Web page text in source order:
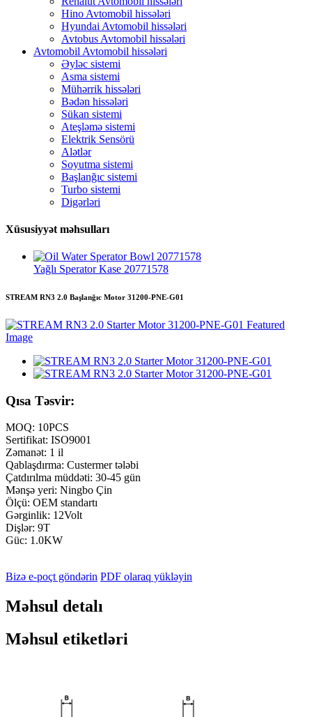
Hino Avtomobil hissələri
Hyundai Avtomobil hissələri
Avtobus Avtomobil hissələri
Avtomobil Avtomobil hissələri
Əyləc sistemi
Asma sistemi
Mühərrik hissələri
Bədən hissələri
Sükan sistemi
Ateşləmə sistemi
Elektrik Sensörü
Alətlər
Soyutma sistemi
Başlanğıc sistemi
Turbo sistemi
Digərləri
Xüsusiyyət məhsulları
Yağlı Sperator Kase 20771578
STREAM RN3 2.0 Başlanğıc Motor 31200-PNE-G01
Qısa Təsvir:
MOQ: 10PCS
Sertifikat: ISO9001
Zəmanət: 1 il
Qablaşdırma: Custermer tələbi
Çatdırılma müddəti: 30-45 gün
Mənşə yeri: Ningbo Çin
Ölçü: OEM standartı
Gərginlik: 12Volt
Dişlər: 9T
Güc: 1.0KW
Bizə e-poçt göndərin PDF olaraq yükləyin
Məhsul detalı
Məhsul etiketləri